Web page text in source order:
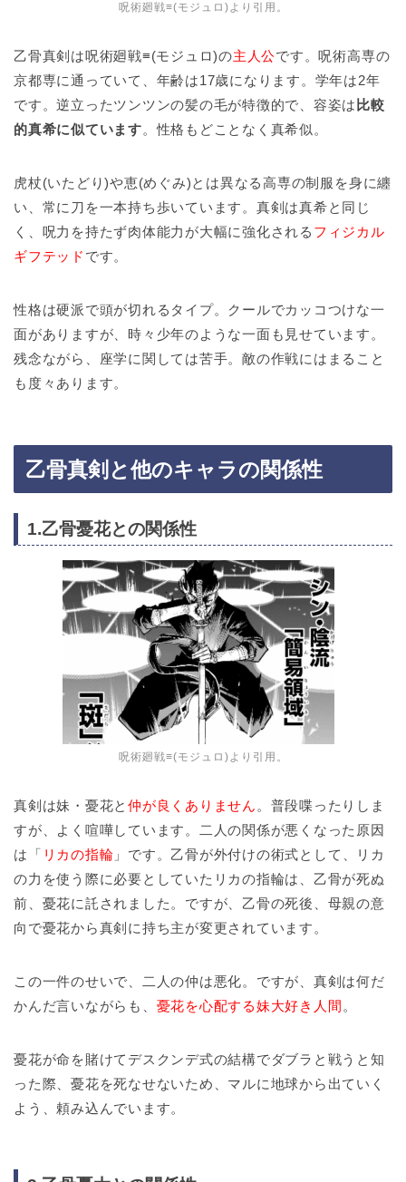
呪術廻戦≡(モジュロ)より引用。
乙骨真剣は呪術廻戦≡(モジュロ)の主人公です。呪術高専の
京都専に通っていて、年齢は17歳になります。学年は2年
です。逆立ったツンツンの髪の毛が特徴的で、容姿は 比較
的真希に似ています。性格もどことなく真希似。
虎杖(いたどり)や恵(めぐみ)とは異なる高専の制服を身に纏
い、常に刀を一本持ち歩いています。真剣は真希と同じ
く、呪力を持たず肉体能力が大幅に強化される フィジカル
ギフテッド です。
性格は硬派で頭が切れるタイプ。クールでカッコつけな一
面がありますが、時々少年のような一面も見せています。
残念ながら、座学に関しては苦手。敵の作戦にはまること
も度々あります。
乙骨真剣と他のキャラの関係性
1.乙骨憂花との関係性
呪術廻戦≡(モジュロ)より引用。
真剣は妹・憂花と仲が良くありません 。普段喋ったりしま
すが、よく喧嘩しています。二人の関係が悪くなった原因
は「 リカの指輪 」です。乙骨が外付けの術式として、リカ
の力を使う際に必要としていたリカの指輪は、乙骨が死ぬ
前、憂花に託されました。ですが、乙骨の死後、母親の意
向で憂花から真剣に持ち主が変更されています。
この一件のせいで、二人の仲は悪化。ですが、真剣は何だ
かんだ言いながらも、 憂花を心配する妹大好き人間 。
憂花が命を賭けてデスクンデ式の結構でダブラと戦うと知
った際、憂花を死なせないため、マルに地球から出ていく
よう、頼み込んでいます。